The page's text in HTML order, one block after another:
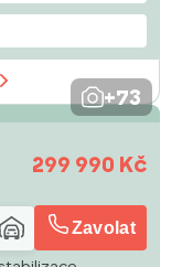
+73
299 990 Kč
Zavolat